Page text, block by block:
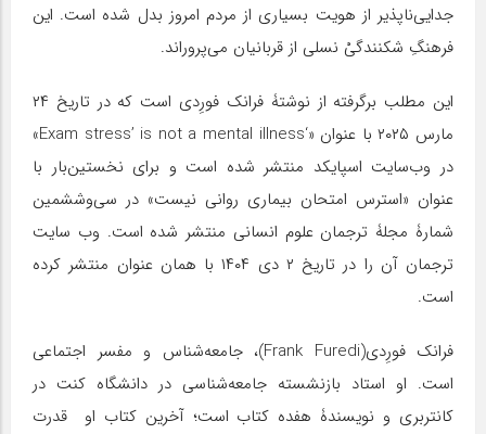
جدایی‌ناپذیر از هویت بسیاری از مردم امروز بدل شده است. این
فرهنگِ شکنندگیْ نسلی از قربانیان می‌پروراند.
این مطلب برگرفته از نوشتۀ فرانک فورِدی است که در تاریخ ۲۴
مارس ۲۰۲۵ با عنوان «‘Exam stress’ is not a mental illness»
در وب‌سایت اسپایکد منتشر شده است و برای نخستین‌بار با
عنوان «استرس امتحان بیماری روانی نیست» در سی‌وششمین
شمارۀ مجلۀ ترجمان علوم انسانی منتشر شده است. وب سایت
ترجمان آن را در تاریخ ۲ دی ۱۴۰۴ با همان عنوان منتشر کرده
است.
فرانک فورِدی(Frank Furedi)، جامعه‌شناس و مفسر اجتماعی
است. او استاد بازنشسته جامعه‌شناسی در دانشگاه کنت در
کانتربری و نویسندۀ هفده کتاب است؛ آخرین کتاب او قدرت